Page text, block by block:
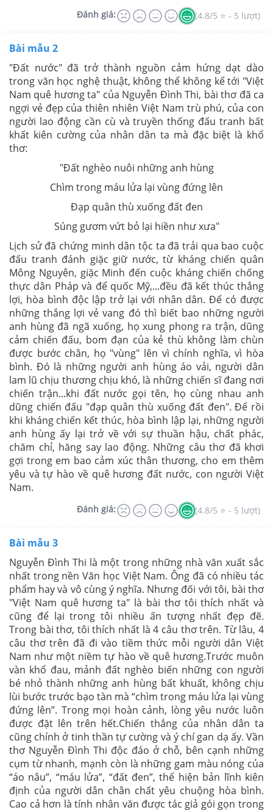
Đánh giá: (4.8/5 ⭐ - 5 lượt)
Bài mẫu 2
"Đất nước" đã trở thành nguồn cảm hứng dạt dào
trong văn học nghệ thuật, không thể không kể tới "Việt
Nam quê hương ta" của Nguyễn Đình Thi, bài thơ đã ca
ngợi vẻ đẹp của thiên nhiên Việt Nam trù phú, của con
người lao động cần cù và truyền thống đấu tranh bất
khất kiên cường của nhân dân ta mà đặc biệt là khổ
thơ:
"Đất nghèo nuôi những anh hùng
Chìm trong máu lửa lại vùng đứng lên
Đạp quân thù xuống đất đen
Súng gươm vứt bỏ lại hiền như xưa"
Lịch sử đã chứng minh dân tộc ta đã trải qua bao cuộc
đấu tranh đánh giặc giữ nước, từ kháng chiến quân
Mông Nguyên, giặc Minh đến cuộc kháng chiến chống
thực dân Pháp và để quốc Mỹ,...đều đã kết thúc thắng
lợi, hòa bình độc lập trở lại với nhân dân. Để có được
những thắng lợi vẻ vang đó thì biết bao những người
anh hùng đã ngã xuống, họ xung phong ra trận, dũng
cảm chiến đấu, bom đạn của kẻ thù không làm chùn
được bước chân, họ "vùng" lên vì chính nghĩa, vì hòa
bình. Đó là những người anh hùng áo vải, người dân
lam lũ chịu thương chịu khó, là những chiến sĩ đang nơi
chiến trận...khi đất nước gọi tên, họ cùng nhau anh
dũng chiến đấu "đạp quân thù xuống đất đen". Để rồi
khi kháng chiến kết thúc, hòa bình lập lại, những người
anh hùng ấy lại trở về với sự thuần hậu, chất phác,
chăm chỉ, hăng say lao động. Những câu thơ đã khơi
gợi trong em bao cảm xúc thân thương, cho em thêm
yêu và tự hào về quê hương đất nước, con người Việt
Nam.
Đánh giá: (4.8/5 ⭐ - 5 lượt)
Bài mẫu 3
Nguyễn Đình Thi là một trong những nhà văn xuất sắc
nhất trong nền Văn học Việt Nam. Ông đã có nhiều tác
phẩm hay và vô cùng ý nghĩa. Nhưng đối với tôi, bài thơ
"Việt Nam quê hương ta" là bài thơ tôi thích nhất và
cũng để lại trong tôi nhiều ấn tượng nhất đẹp đẽ.
Trong bài thơ, tôi thích nhất là 4 câu thơ trên. Từ lâu, 4
câu thơ trên đã đi vào tiềm thức mỗi người dân Việt
Nam như một niềm tự hào về quê hương.Trước muôn
vàn khổ đau, mảnh đất nghèo biến những con người
bé nhỏ thành những anh hùng bất khuất, không chịu
lùi bước trước bạo tàn mà “chìm trong máu lửa lại vùng
đứng lên”. Trong mọi hoàn cảnh, lòng yêu nước luôn
được đặt lên trên hết.Chiến thắng của nhân dân ta
cũng chính ở tinh thần tự cường và ý chí gan dạ ấy. Vần
thơ Nguyễn Đình Thi độc đáo ở chỗ, bên cạnh những
cụm từ nhanh, mạnh còn là những gam màu nóng của
“áo nâu”, “máu lửa”, “đất đen”, thể hiện bản lĩnh kiên
định của người dân chân chất yêu chuộng hòa bình.
Cao cả hơn là tính nhân văn được tác giả gói gọn trong